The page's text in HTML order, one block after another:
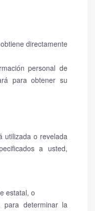
directamente
personal de
para obtener su
utilizada o revelada
a usted,
estatal, o
para determinar la